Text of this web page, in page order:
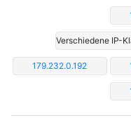
Verschiedene IP-
179.232.0.192